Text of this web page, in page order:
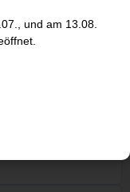
und am 13.08.
S-ATA